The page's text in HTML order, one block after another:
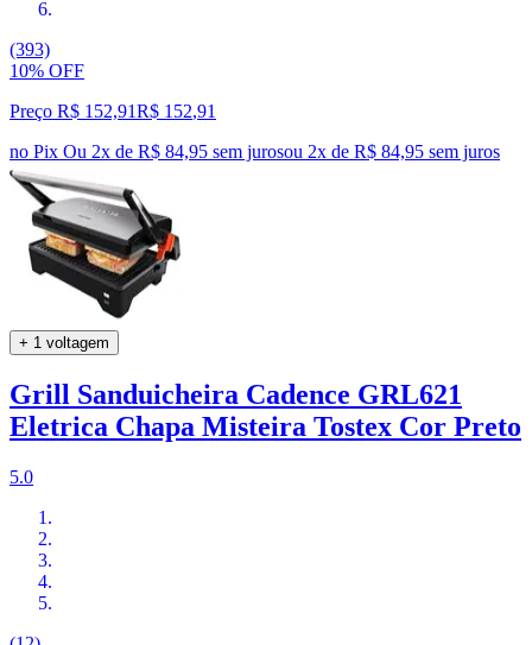
(393)
10% OFF
Preço R$ 152,91R$ 152,91
no Pix Ou 2x de R$ 84,95 sem jurosou 2x de R$ 84,95 sem juros
+ 1 voltagem
Grill Sanduicheira Cadence GRL621
Eletrica Chapa Misteira Tostex Cor Preto
5.0